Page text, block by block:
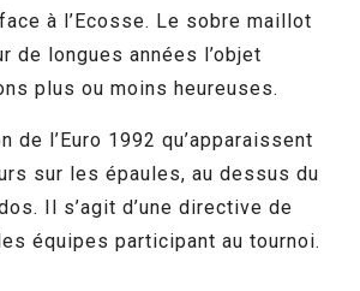
à l’Ecosse. Le sobre maillot
de longues années l’objet
plus ou moins heureuses.
de l’Euro 1992 qu’apparaissent
sur les épaules, au dessus du
Il s’agit d’une directive de
équipes participant au tournoi.